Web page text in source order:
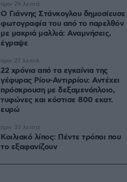
Ο Γιάννης Στάνκογλου δημοσίευσε
φωτογραφία του από το παρελθόν
με μακριά μαλλιά: Αναμνήσεις,
έγραψε
πριν 26 λεπτά
22 χρόνια από τα εγκαίνια της
γέφυρας Ρίου-Αντιρρίου: Αντέχει
πρόσκρουση με δεξαμενόπλοιο,
τυφώνες και κόστισε 800 εκατ.
ευρώ
πριν 27 λεπτά
Κοιλιακό λίπος: Πέντε τρόποι που
το εξαφανίζουν
πριν 33 λεπτά